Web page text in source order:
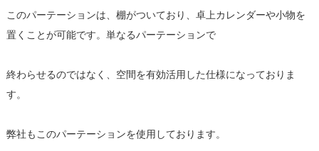
このパーテーションは、棚がついており、卓上カレンダーや小物を
置くことが可能です。単なるパーテーションで
終わらせるのではなく、空間を有効活用した仕様になっておりま
す。
弊社もこのパーテーションを使用しております。